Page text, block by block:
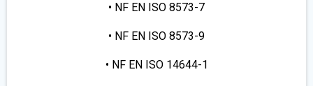
• NF EN ISO 8573-7
• NF EN ISO 8573-9
• NF EN ISO 14644-1